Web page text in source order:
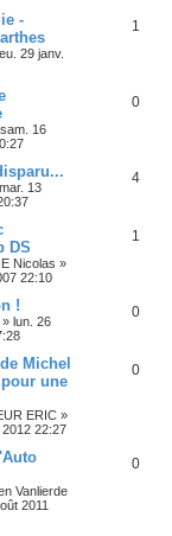
-
29 janv.
1
sam. 16
0
mar. 13
4
DS
Nicolas »
22:10
1
!
» lun. 26
0
Michel
une
ERIC »
22:27
0
Vanlierde
2011
0